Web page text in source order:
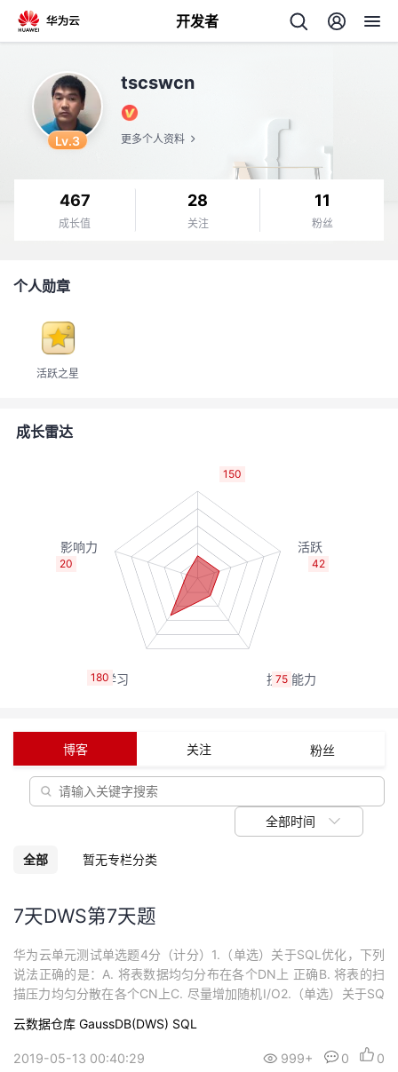
开发者
者
动
关
我
的
发
者
学
堂
我
我
Programs
的
持
我
的
我
Lv.3
tscswcn
更多个人资料
467
成长值
28
关注
11
粉丝
个人勋章
活跃之星
成长雷达
150
42
75
180
20
博客 关注 粉丝
全部时间
全部 暂无专栏分类
7天DWS第7天题
华为云单元测试单选题4分（计分）1.（单选）关于SQL优化，下列
说法正确的是：A. 将表数据均匀分布在各个DN上 正确B. 将表的扫
描压力均匀分散在各个CN上C. 尽量增加随机I/O2.（单选）关于SQ
数据shuffleC. 分布列应该选择列值重复较多的列 正确1.A 2C提交提
交答案正确 (4/4 分)检查多选题12分（计分...
云数据仓库 GaussDB(DWS) SQL
2019-05-13 00:40:29 999+ 0 0